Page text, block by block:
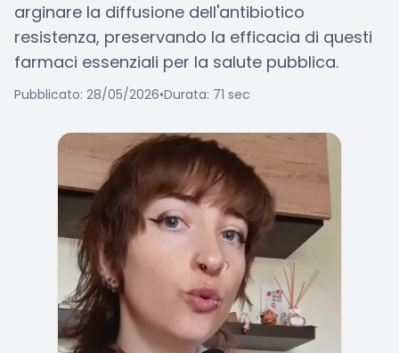
arginare la diffusione dell'antibiotico
resistenza, preservando la efficacia di questi
farmaci essenziali per la salute pubblica.
Pubblicato: 28/05/2026•Durata: 71 sec